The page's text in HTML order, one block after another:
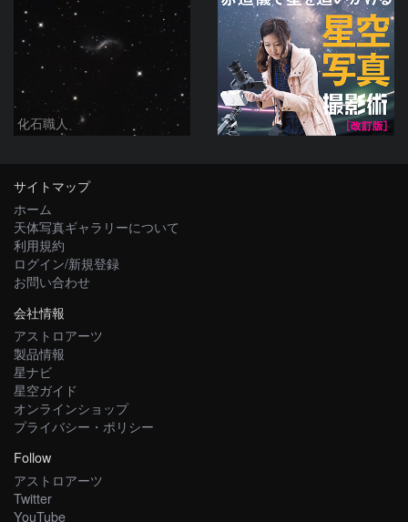
化石職人
サイトマップ
ホーム
天体写真ギャラリーについて
利用規約
ログイン/新規登録
お問い合わせ
会社情報
アストロアーツ
製品情報
星ナビ
星空ガイド
オンラインショップ
プライバシー・ポリシー
Follow
アストロアーツ
Twitter
YouTube